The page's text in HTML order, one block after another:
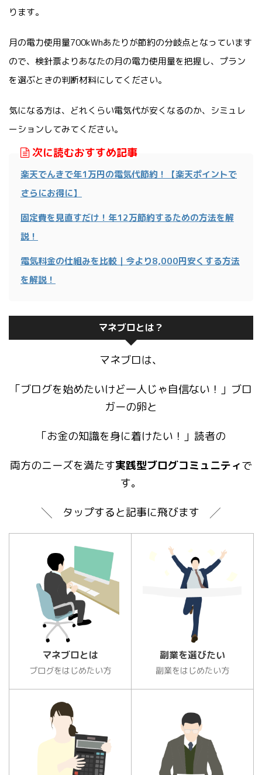
ります。
月の電力使用量700kWhあたりが節約の分岐点となっています
ので、検針票よりあなたの月の電力使用量を把握し、プラン
を選ぶときの判断材料にしてください。
気になる方は、どれくらい電気代が安くなるのか、シミュレ
ーションしてみてください。
次に読むおすすめ記事
楽天でんきで年1万円の電気代節約！【楽天ポイントで
さらにお得に】
固定費を見直すだけ！年12万節約するための方法を解
説！
電気料金の仕組みを比較｜今より8,000円安くする方法
を解説！
マネブロとは？
マネブロは、
「ブログを始めたいけど一人じゃ自信ない！」ブロ
ガーの卵と
「お金の知識を身に着けたい！」読者の
両方のニーズを満たす実践型ブログコミュニティで
す。
╲ タップすると記事に飛びます ╱
マネブロとは
ブログをはじめたい方
副業を選びたい
副業をはじめたい方